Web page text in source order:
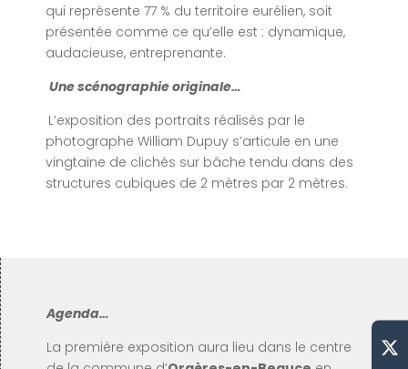
qui représente 77 % du territoire eurélien, soit
présentée comme ce qu’elle est : dynamique,
audacieuse, entreprenante.
Une scénographie originale…
L’exposition des portraits réalisés par le
photographe William Dupuy s’articule en une
vingtaine de clichés sur bâche tendu dans des
structures cubiques de 2 mètres par 2 mètres.
Agenda…
La première exposition aura lieu dans le centre